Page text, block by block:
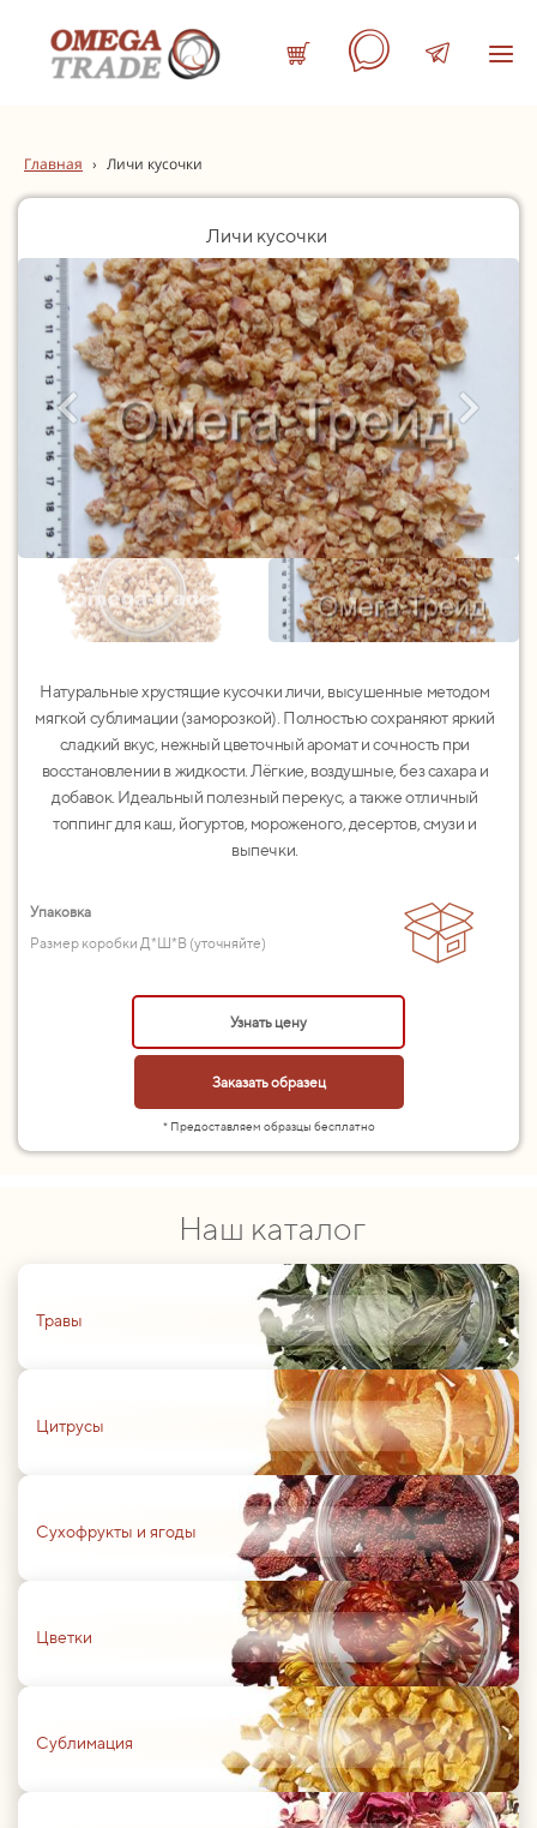
Главная › Личи кусочки
Личи кусочки
Натуральные хрустящие кусочки личи, высушенные методом
мягкой сублимации (заморозкой). Полностью сохраняют яркий
сладкий вкус, нежный цветочный аромат и сочность при
восстановлении в жидкости. Лёгкие, воздушные, без сахара и
добавок. Идеальный полезный перекус, а также отличный
топпинг для каш, йогуртов, мороженого, десертов, смузи и
выпечки.
Упаковка
Размер коробки Д*Ш*В (уточняйте)
Узнать цену
Заказать образец
* Предоставляем образцы бесплатно
Наш каталог
Травы
Цитрусы
Сухофрукты и ягоды
Цветки
Сублимация